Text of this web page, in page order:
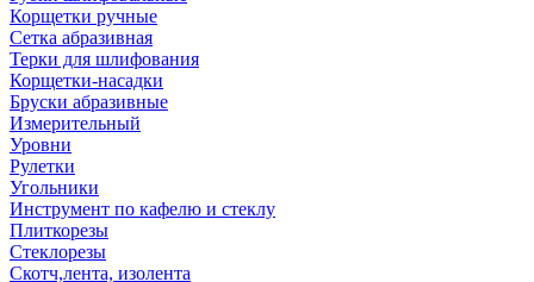
Корщетки ручные
Сетка абразивная
Терки для шлифования
Корщетки-насадки
Бруски абразивные
Измерительный
Уровни
Рулетки
Угольники
Инструмент по кафелю и стеклу
Плиткорезы
Стеклорезы
Скотч,лента, изолента